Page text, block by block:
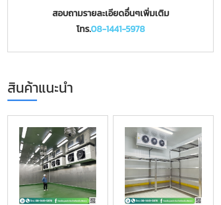
สอบถามรายละเอียดอื่นๆเพิ่มเติม
โทร.08-1441-5978
สินค้าแนะนำ